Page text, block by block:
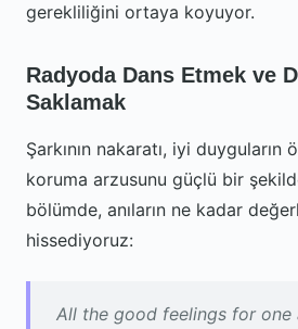
gerekliliğini ortaya koyuyor.
Radyoda Dans Etmek ve
Saklamak
Şarkının nakaratı, iyi duyguların
koruma arzusunu güçlü bir
bölümde, anıların ne kadar
hissediyoruz:
All the good feelings for one